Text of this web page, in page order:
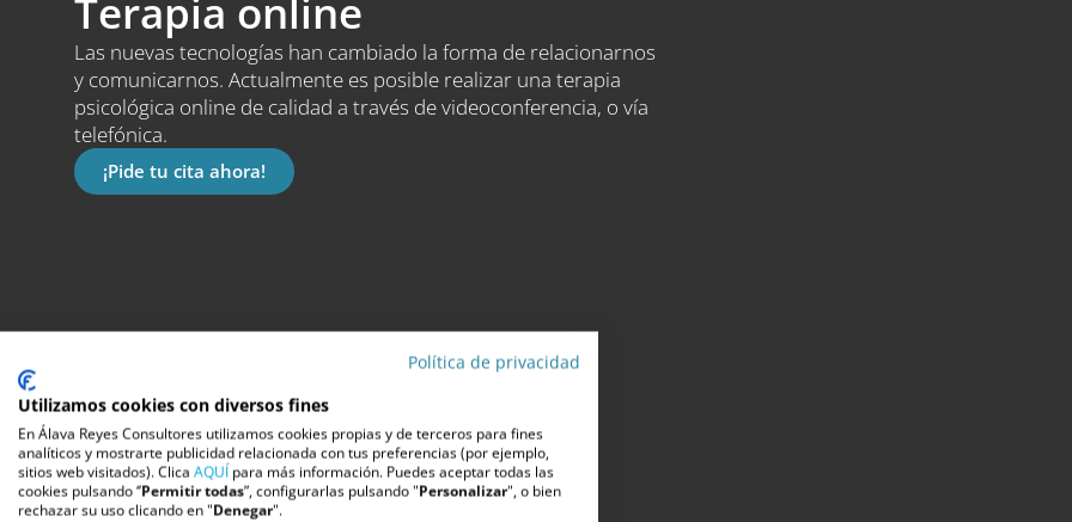
Terapia online
Las nuevas tecnologías han cambiado la forma de relacionarnos
y comunicarnos. Actualmente es posible realizar una terapia
psicológica online de calidad a través de videoconferencia, o vía
telefónica.
¡Pide tu cita ahora!
Política de privacidad
Utilizamos cookies con diversos fines
En Álava Reyes Consultores utilizamos cookies propias y de terceros para fines
analíticos y mostrarte publicidad relacionada con tus preferencias (por ejemplo,
sitios web visitados). Clica AQUÍ para más información. Puedes aceptar todas las
cookies pulsando ‘’Permitir todas”, configurarlas pulsando "Personalizar", o bien
rechazar su uso clicando en "Denegar".